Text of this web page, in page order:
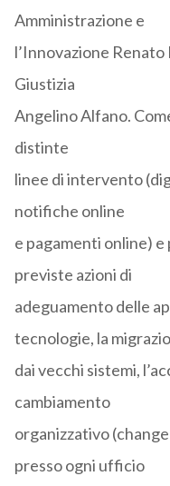
Amministrazione e
l’Innovazione
Giustizia
Angelino Alfano.
distinte
linee di intervento
notifiche online
e pagamenti online) e
previste azioni di
adeguamento delle
tecnologie, la
dai vecchi sistemi,
cambiamento
organizzativo
presso ogni ufficio